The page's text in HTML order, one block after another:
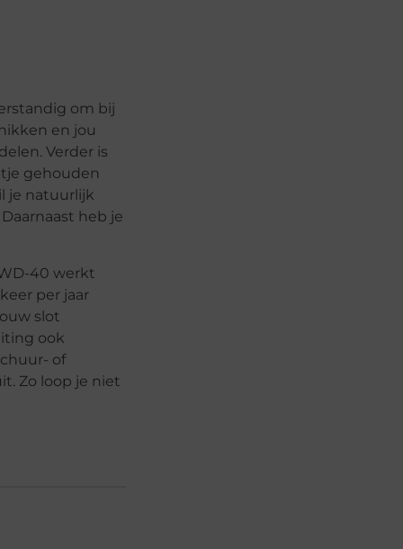
om bij
en jou
Verder is
gehouden
je natuurlijk
heb je
40 werkt
per jaar
slot
ook
of
Zo loop je niet